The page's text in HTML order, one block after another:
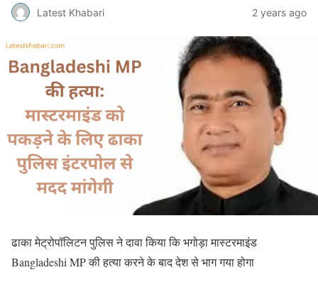
Latest Khabari 2 years ago
ढाका मेट्रोपॉलिटन पुलिस ने दावा किया कि भगोड़ा मास्टरमाइंड
Bangladeshi MP की हत्या करने के बाद देश से भाग गया होगा